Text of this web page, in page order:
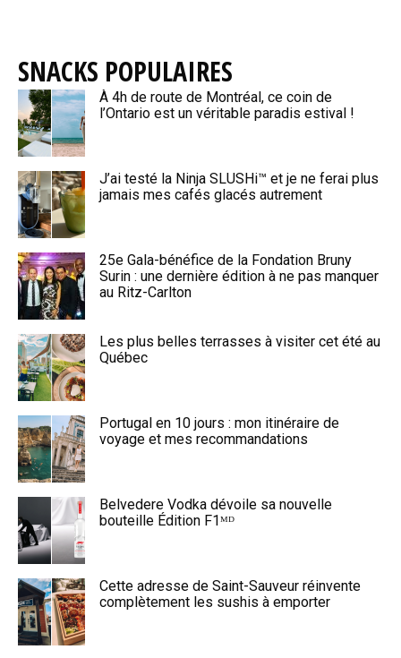
SNACKS POPULAIRES
À 4h de route de Montréal, ce coin de
l’Ontario est un véritable paradis estival !
J’ai testé la Ninja SLUSHi™ et je ne ferai plus
jamais mes cafés glacés autrement
25e Gala-bénéfice de la Fondation Bruny
Surin : une dernière édition à ne pas manquer
au Ritz-Carlton
Les plus belles terrasses à visiter cet été au
Québec
Portugal en 10 jours : mon itinéraire de
voyage et mes recommandations
Belvedere Vodka dévoile sa nouvelle
bouteille Édition F1ᴹᴰ
Cette adresse de Saint-Sauveur réinvente
complètement les sushis à emporter